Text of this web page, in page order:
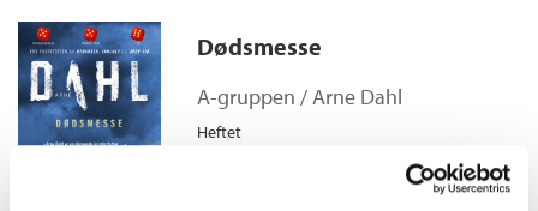
Antall sider:
Originaltittel:
Misterioso
Oversatt av:
Blomgren, Einar
mysterier
Misterioso
Bokmål Nedlastbar lydbok
Misterioso
Bokmål Ebok
Dødsmesse
A-gruppen /Arne Dahl
Heftet